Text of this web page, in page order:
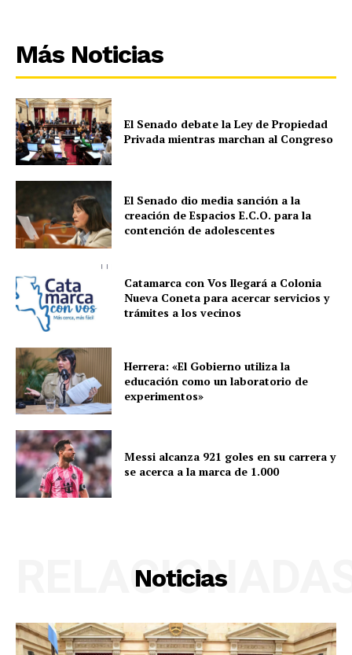
Más Noticias
El Senado debate la Ley de Propiedad
Privada mientras marchan al Congreso
El Senado dio media sanción a la
creación de Espacios E.C.O. para la
contención de adolescentes
Catamarca con Vos llegará a Colonia
Nueva Coneta para acercar servicios y
trámites a los vecinos
Herrera: «El Gobierno utiliza la
educación como un laboratorio de
experimentos»
Messi alcanza 921 goles en su carrera y
se acerca a la marca de 1.000
Noticias